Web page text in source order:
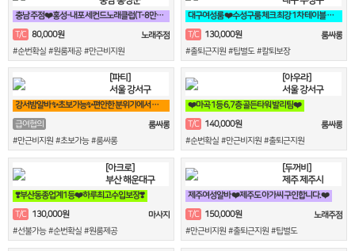
충남 주점❤️홍성-내포 세컨드노래클럽(T-8만)❤️
T/C 80,000원
노래주점
#순번확실 #원룸제공 #만근비지원
대구여성룸 ❤️수성구룸 체크 최강 1차 테이블 전문 tc❤️
T/C 130,000원
룸싸롱
#출퇴근지원 #팁별도 #칼퇴보장
[파티]
서울 강서구
강서밤알바 ✨초보가능✨편안한 분위기에서 일하실분✨
급여협의
룸싸롱
#만근비지원 #초보가능 #룸싸롱
[아우라]
서울 강서구
❤️마곡 1등 6,7층 골든타워 발리팀❤️
T/C 140,000원
룸싸롱
#순번확실 #만근비지원 #출퇴근지원
[아크로]
부산 해운대구
❣️부산동종업계1등❤️하루최고수입보장❣️
T/C
130,000원
마사지
#선불가능 #순번확실 #원룸제공
[두꺼비]
제주 제주시
제주여성알바 ❤️제주도 아가씨 구인합니다.❤️
T/C 150,000원
노래주점
#만근비지원 #출퇴근지원 #팁별도